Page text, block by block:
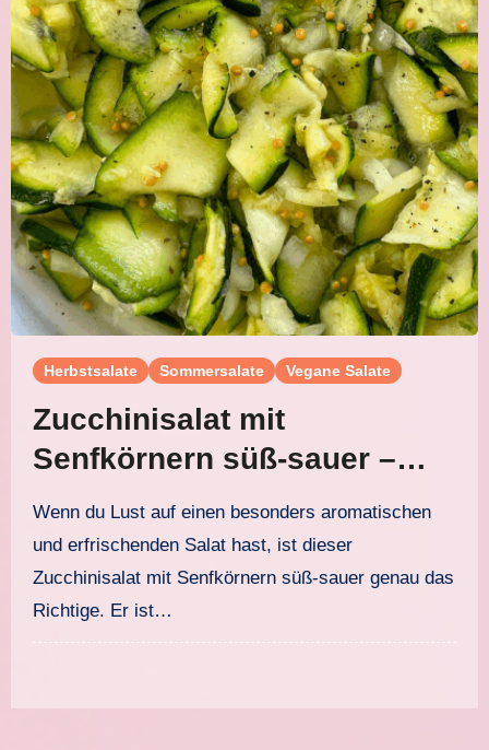
Herbstsalate Sommersalate Vegane Salate
Zucchinisalat mit
Senfkörnern süß-sauer –
schnell, frisch und einfach
zubereitet
Wenn du Lust auf einen besonders aromatischen
und erfrischenden Salat hast, ist dieser
Zucchinisalat mit Senfkörnern süß-sauer genau das
Richtige. Er ist…